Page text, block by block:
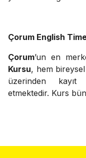
Çorum English
Çorum’un en
Kursu, hem
üzerinden kayıt
etmektedir. Kurs